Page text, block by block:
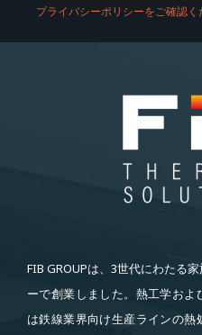
プライバシーポリシーをご確認く
FIB GROUPは、3世代にわたる
ーで創業しました。熱工学お
は鉄線業界向け生産ラインの